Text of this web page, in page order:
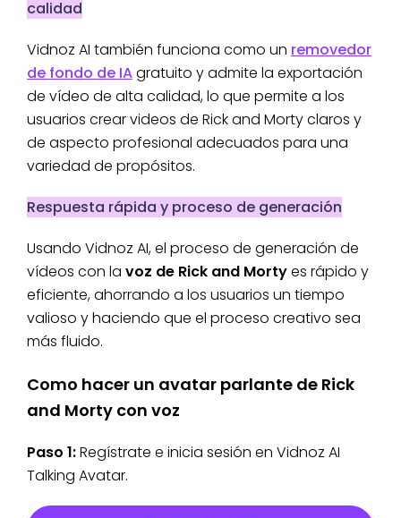
calidad
Vidnoz AI también funciona como un removedor
de fondo de IAgratuito y admite la exportación
de vídeo de alta calidad, lo que permite a los
usuarios crear videos de Rick and Morty claros y
de aspecto profesional adecuados para una
variedad de propósitos.
Respuesta rápida y proceso de generación
Usando Vidnoz AI, el proceso de generación de
vídeos con la voz de Rick and Mortyes rápido y
eficiente, ahorrando a los usuarios un tiempo
valioso y haciendo que el proceso creativo sea
más fluido.
Como hacer un avatar parlante de Rick
and Morty con voz
Paso 1:Regístrate e inicia sesión en Vidnoz AI
Talking Avatar.